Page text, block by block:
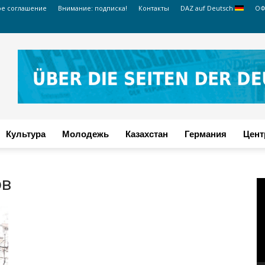
соглашение Внимание: подписка! Контакты DAZ auf Deutsch
Культура Молодежь Казахстан Германия